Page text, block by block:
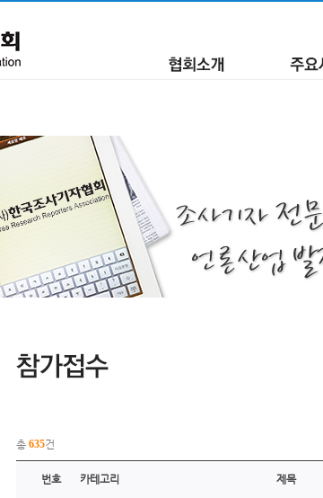
총 635건
번호 카테고리 제목